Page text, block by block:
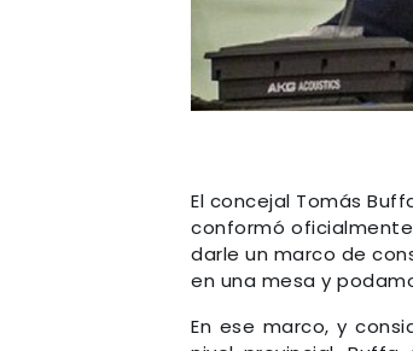
El concejal Tomás
conformó
darle un marco de
en una mesa y
En ese marco, y